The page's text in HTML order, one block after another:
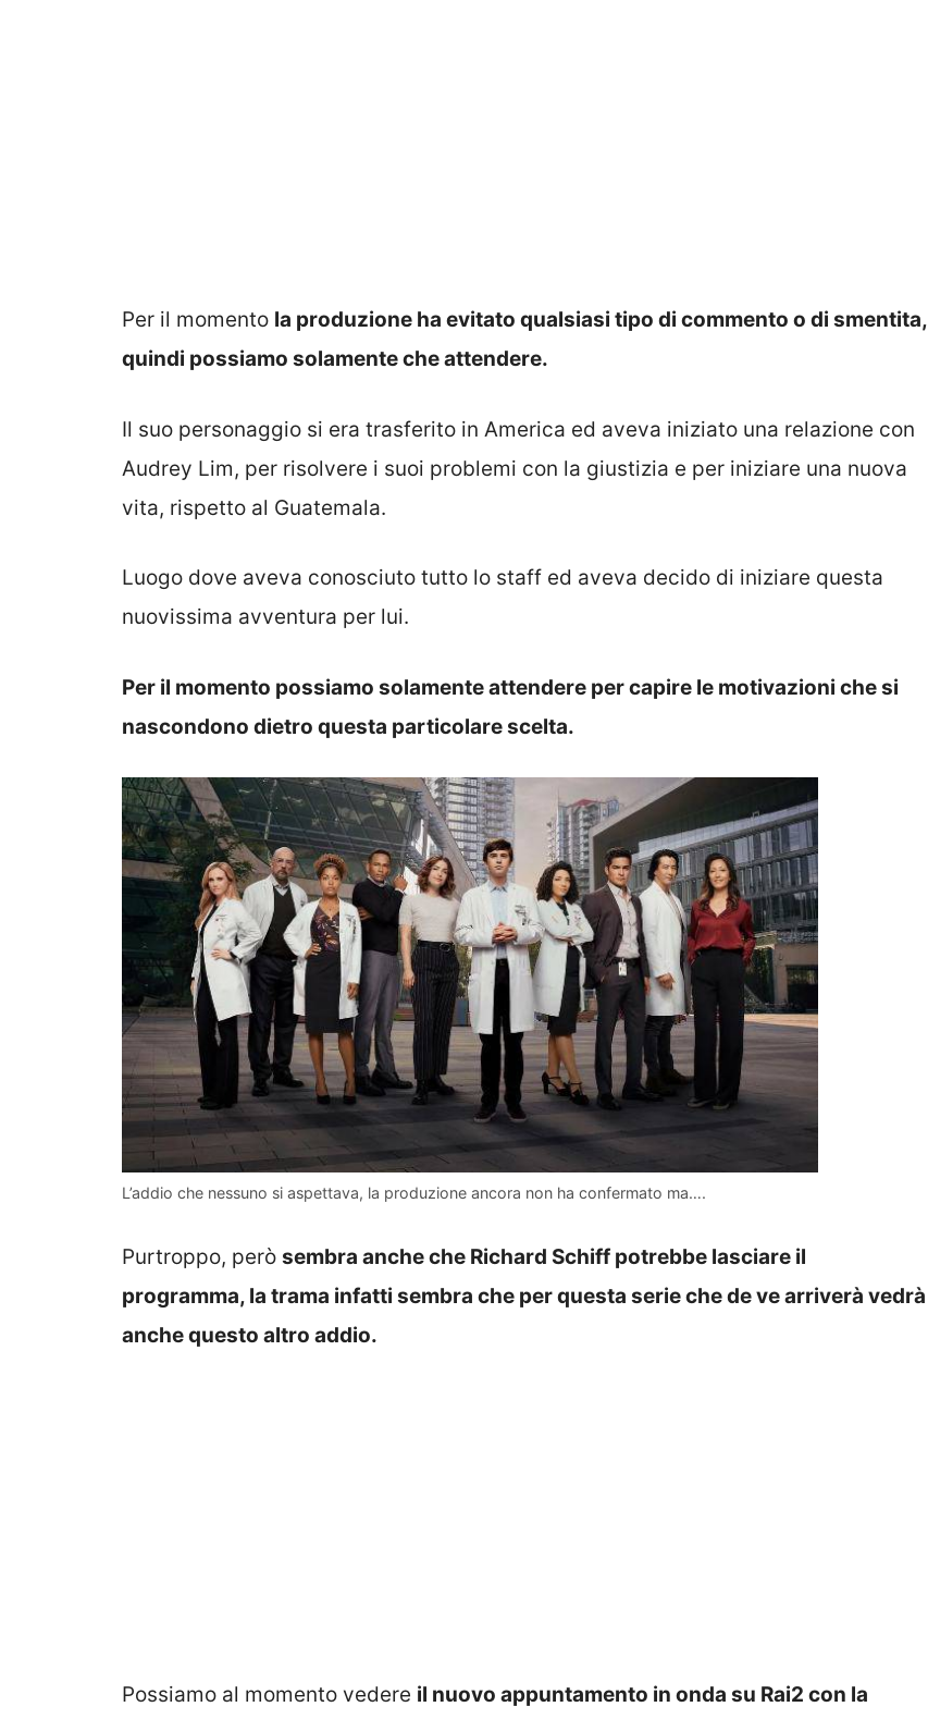
Per il momento la produzione ha evitato qualsiasi tipo di commento o di smentita,
quindi possiamo solamente che attendere.
Il suo personaggio si era trasferito in America ed aveva iniziato una relazione con
Audrey Lim, per risolvere i suoi problemi con la giustizia e per iniziare una nuova
vita, rispetto al Guatemala.
Luogo dove aveva conosciuto tutto lo staff ed aveva decido di iniziare questa
nuovissima avventura per lui.
Per il momento possiamo solamente attendere per capire le motivazioni che si
nascondono dietro questa particolare scelta.
L’addio che nessuno si aspettava, la produzione ancora non ha confermato ma….
Purtroppo, però sembra anche che Richard Schiff potrebbe lasciare il
programma, la trama infatti sembra che per questa serie che de ve arriverà vedrà
anche questo altro addio.
Possiamo al momento vedere il nuovo appuntamento in onda su Rai2 con la